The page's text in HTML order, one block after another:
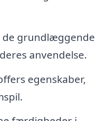
de grundlæggende
anvendelse.
egenskaber,